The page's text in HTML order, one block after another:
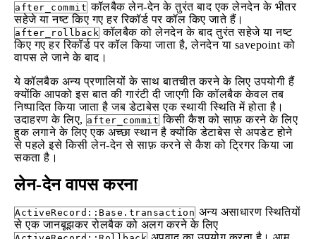
after_commit कॉलबैक लेन-देन के तुरंत बाद एक लेनदेन के भीतर
सहेजे या नष्ट किए गए हर रिकॉर्ड पर कॉल किए जाते हैं।
after_rollback कॉलबैक को लेनदेन के बाद तुरंत सहेजे या नष्ट
किए गए हर रिकॉर्ड पर कॉल किया जाता है, लेनदेन या savepoint को
वापस ले जाने के बाद।
ये कॉलबैक अन्य प्रणालियों के साथ बातचीत करने के लिए उपयोगी हैं
क्योंकि आपको इस बात की गारंटी दी जाएगी कि कॉलबैक केवल तब
निष्पादित किया जाता है जब डेटाबेस एक स्थायी स्थिति में होता है।
उदाहरण के लिए, after_commit किसी कैश को साफ़ करने के लिए
हुक लगाने के लिए एक अच्छा स्थान है क्योंकि डेटाबेस से अपडेट होने
से पहले इसे किसी लेन-देन से साफ़ करने से कैश को ट्रिगर किया जा
सकता है।
लेन-देन वापस करना
ActiveRecord::Base.transaction अन्य असाधारण स्थितियों
से एक जानबूझकर रोलबैक को अलग करने के लिए